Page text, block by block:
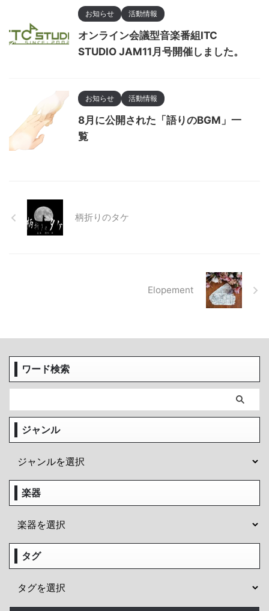
お知らせ 活動情報
オンライン会議型音楽番組ITC
STUDIO JAM11月号開催しました。
お知らせ 活動情報
8月に公開された「語りのBGM」一
覧
柄折りのタケ
Elopement
ワード検索
ジャンル
楽器
タグ